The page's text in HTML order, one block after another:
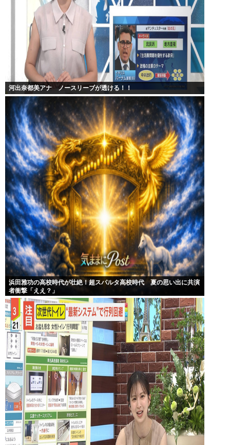
河出奈都美アナ ノースリーブが透ける！！
浜田雅功の高校時代が壮絶！超スパルタ高校時代 夏の思い出に共演
者衝撃「ええ？」